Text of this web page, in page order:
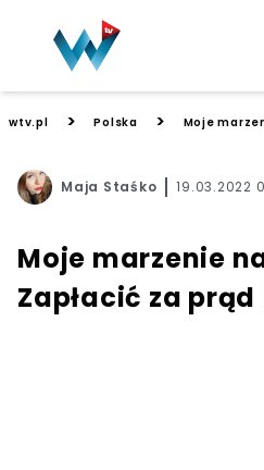
wtv.pl > Polska > Moje
Maja Staśko 19.03.2022
Moje marzenie
Zapłacić za